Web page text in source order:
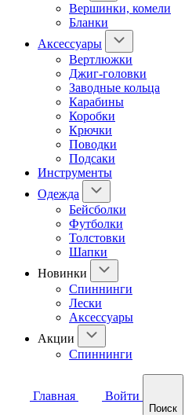
Вершинки, комели
Бланки
Аксессуары
Вертлюжки
Джиг-головки
Заводные кольца
Карабины
Коробки
Крючки
Поводки
Подсаки
Инструменты
Одежда
Бейсболки
Футболки
Толстовки
Шапки
Новинки
Спиннинги
Лески
Аксессуары
Акции
Спиннинги
Главная Войти
Поиск